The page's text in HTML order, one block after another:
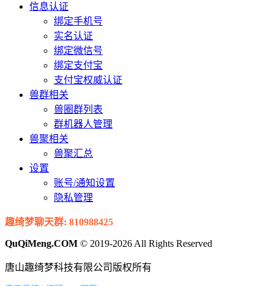
信息认证
绑定手机号
实名认证
绑定微信号
绑定支付宝
支付宝权威认证
兽群相关
兽圈群列表
群机器人管理
兽聚相关
兽聚汇总
设置
账号/通知设置
隐私管理
趣绮梦聊天群: 810988425
QuQiMeng.COM © 2019-2026 All Rights Reserved
唐山趣绮梦科技有限公司版权所有